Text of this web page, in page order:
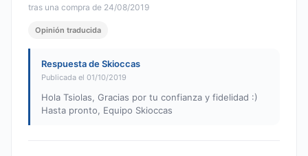
tras una compra de 24/08/2019
Opinión traducida
Respuesta de Skioccas
Publicada el 01/10/2019
Hola Tsiolas, Gracias por tu confianza y fidelidad :)
Hasta pronto, Equipo Skioccas